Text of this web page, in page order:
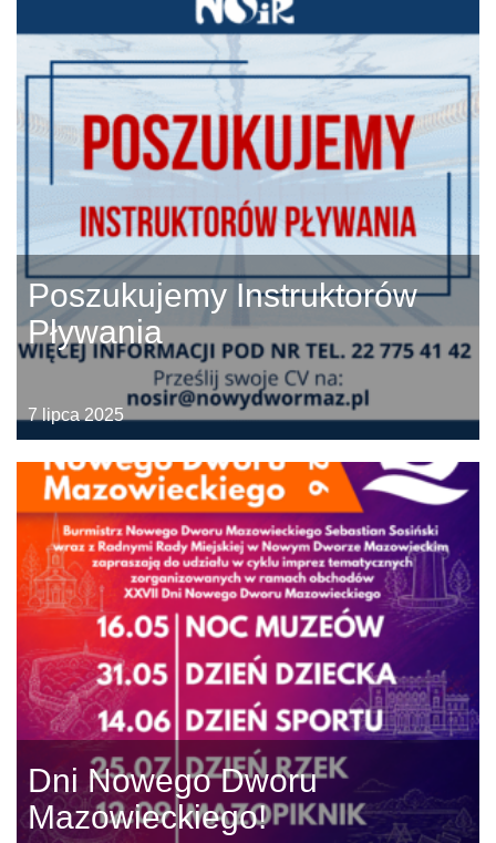
Poszukujemy Instruktorów
Pływania
7 lipca 2025
Dni Nowego Dworu
Mazowieckiego!